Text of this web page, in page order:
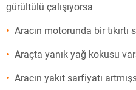
gürültülü çalışıyorsa
Aracın motorunda bir tıkırtı
Araçta yanık yağ kokusu
Aracın yakıt sarfiyatı